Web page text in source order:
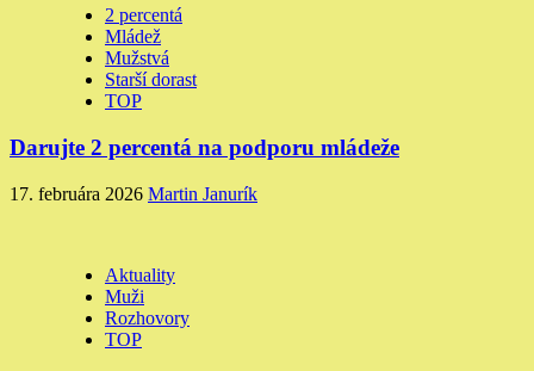
2 percentá
Mládež
Mužstvá
Starší dorast
TOP
Darujte 2 percentá na podporu mládeže
17. februára 2026 Martin Janurík
Aktuality
Muži
Rozhovory
TOP